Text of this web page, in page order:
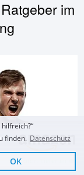
Sofort Lieferbar
im
finden. Datenschutz
OK